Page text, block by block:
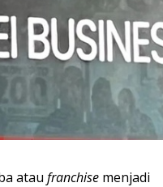
atau franchise menjadi